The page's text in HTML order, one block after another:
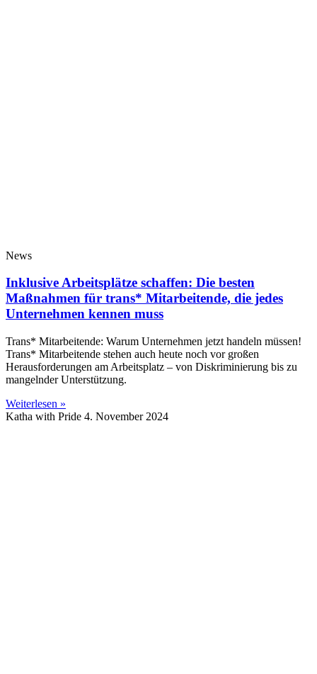
News
Inklusive Arbeitsplätze schaffen: Die besten
Maßnahmen für trans* Mitarbeitende, die jedes
Unternehmen kennen muss
Trans* Mitarbeitende: Warum Unternehmen jetzt handeln müssen!
Trans* Mitarbeitende stehen auch heute noch vor großen
Herausforderungen am Arbeitsplatz – von Diskriminierung bis zu
mangelnder Unterstützung.
Weiterlesen »
Katha with Pride 4. November 2024